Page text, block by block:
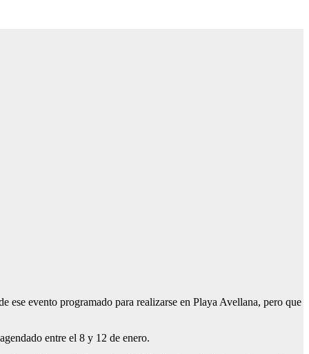
evento programado para realizarse en Playa Avellana, pero que
entre el 8 y 12 de enero.